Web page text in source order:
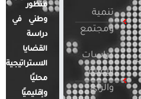
تنمية
ومجتمع
دراسات
الإعلام
والرأي
منظور
وطني في
دراسة
القضايا
الاستراتيجية
محليًا
وإقليميًا